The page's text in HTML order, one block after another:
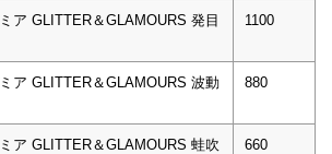
ア GLITTER＆GLAMOURS 発目
1100
ア GLITTER＆GLAMOURS 波動
880
ア GLITTER＆GLAMOURS 蛙吹
660